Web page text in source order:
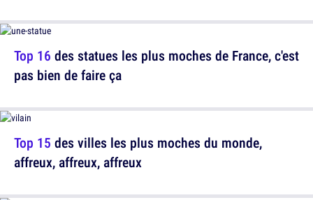
Top 15 des villes les plus moches du monde,
affreux, affreux, affreux
Top 16 des statues les plus moches de France, c'est
pas bien de faire ça